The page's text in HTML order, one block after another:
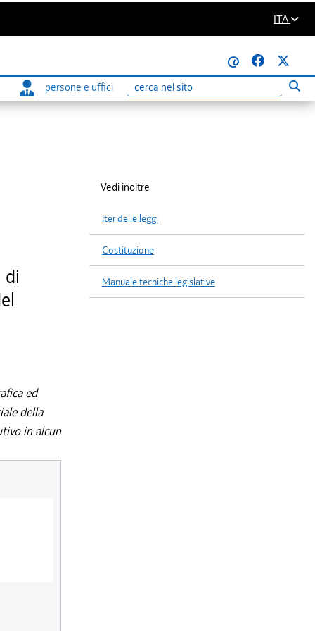
ITA
@
persone e uffici
Ricerca
di
ed
della
in alcun
Vedi inoltre
Iter delle leggi
Costituzione
Manuale tecniche legislative